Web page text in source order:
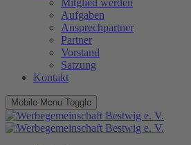
Mitglied werden
Aufgaben
Ansprechpartner
Partner
Vorstand
Satzung
Kontakt
Mobile Menu Toggle